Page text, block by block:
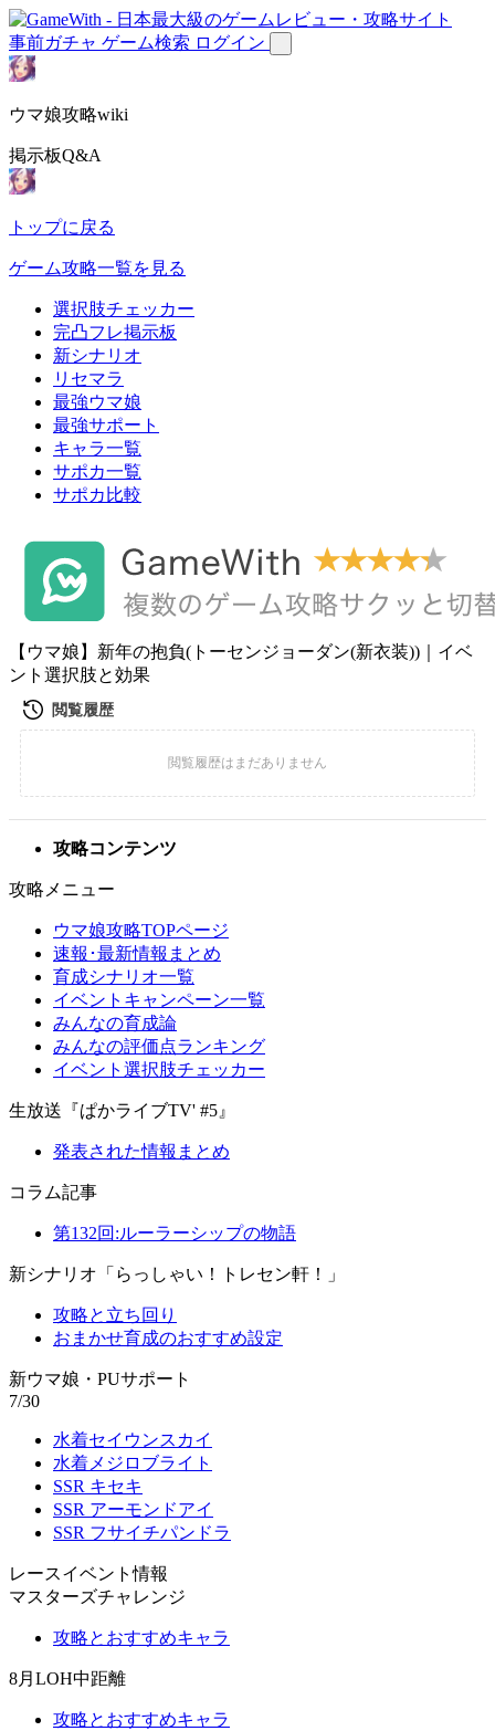
事前ガチャ ゲーム検索 ログイン
ウマ娘攻略wiki
掲示板Q&A
トップに戻る
ゲーム攻略一覧を見る
選択肢チェッカー
完凸フレ掲示板
新シナリオ
リセマラ
最強ウマ娘
最強サポート
キャラ一覧
サポカ一覧
サポカ比較
【ウマ娘】新年の抱負(トーセンジョーダン(新衣装))｜イベ
ント選択肢と効果
攻略コンテンツ
攻略メニュー
ウマ娘攻略TOPページ
速報･最新情報まとめ
育成シナリオ一覧
イベントキャンペーン一覧
みんなの育成論
みんなの評価点ランキング
イベント選択肢チェッカー
生放送『ぱかライブTV' #5』
発表された情報まとめ
コラム記事
第132回:ルーラーシップの物語
新シナリオ「らっしゃい！トレセン軒！」
攻略と立ち回り
おまかせ育成のおすすめ設定
新ウマ娘・PUサポート
7/30
水着セイウンスカイ
水着メジロブライト
SSR キセキ
SSR アーモンドアイ
SSR フサイチパンドラ
レースイベント情報
マスターズチャレンジ
攻略とおすすめキャラ
8月LOH中距離
攻略とおすすめキャラ